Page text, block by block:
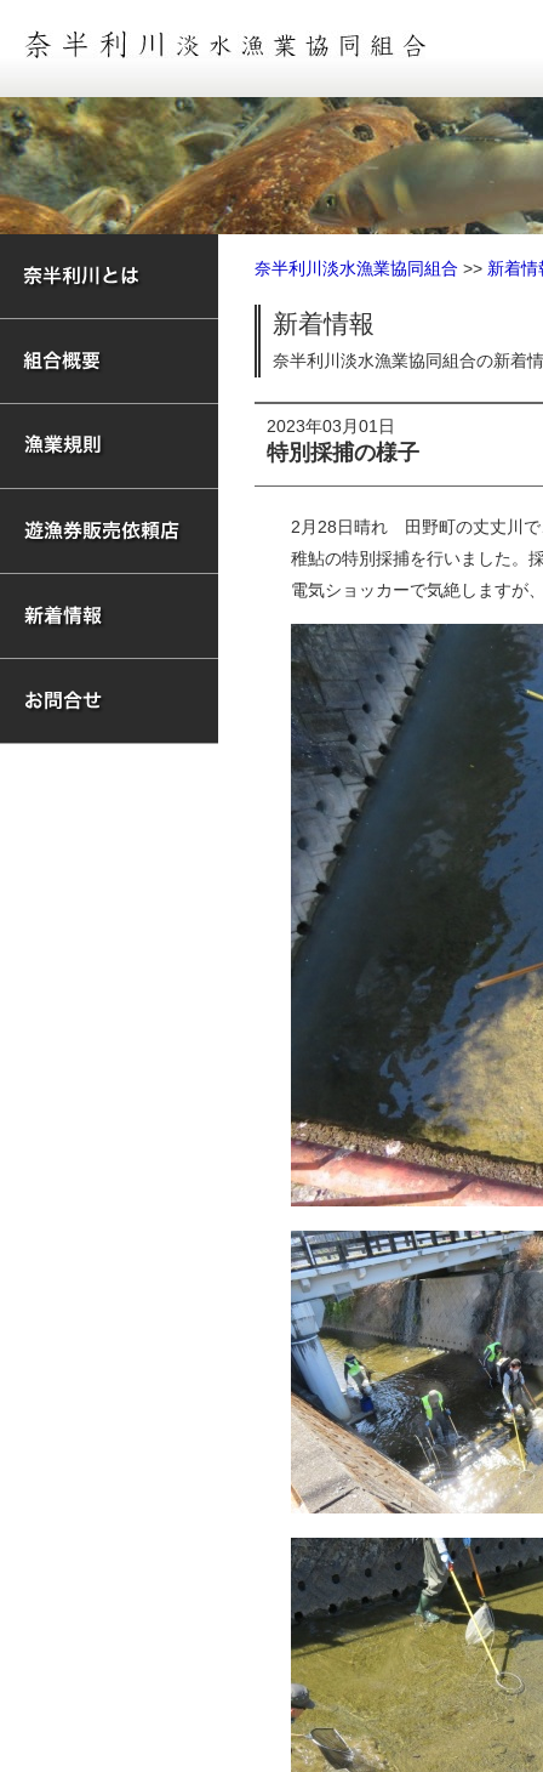
奈半利川淡水漁業協同組合 >> 新着情
新着情報
奈半利川淡水漁業協同組合の新着
2023年03月01日
特別採捕の様子
2月28日晴れ 田野町の丈丈川で
稚鮎の特別採捕を行いました。
電気ショッカーで気絶しますが